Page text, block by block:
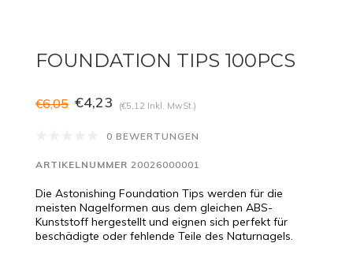
FOUNDATION TIPS 100PCS
€6,05 €4,23 (€5,12 Inkl. MwSt.)
0 BEWERTUNGEN
ARTIKELNUMMER 20026000001
Die Astonishing Foundation Tips werden für die
meisten Nagelformen aus dem gleichen ABS-
Kunststoff hergestellt und eignen sich perfekt für
beschädigte oder fehlende Teile des Naturnagels.